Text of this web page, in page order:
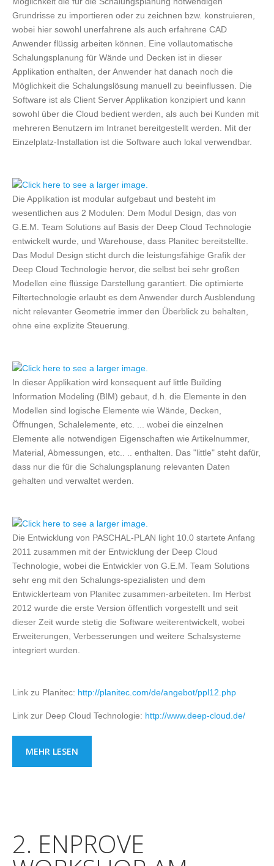
Grundrisse zu importieren oder zu zeichnen bzw. konstruieren,
wobei hier sowohl unerfahrene als auch erfahrene CAD
Anwender flüssig arbeiten können. Eine vollautomatische
Schalungsplanung für Wände und Decken ist in dieser
Applikation enthalten, der Anwender hat danach noch die
Möglichkeit die Schalungslösung manuell zu beeinflussen. Die
Software ist als Client Server Applikation konzipiert und kann
sowohl über die Cloud bedient werden, als auch bei Kunden mit
mehreren Benutzern im Intranet bereitgestellt werden. Mit der
Einzelplatz-Installation ist die Software auch lokal verwendbar.
Die Applikation ist modular aufgebaut und besteht im
wesentlichen aus 2 Modulen: Dem Modul Design, das von
G.E.M. Team Solutions auf Basis der Deep Cloud Technologie
entwickelt wurde, und Warehouse, dass Planitec bereitstellte.
Das Modul Design sticht durch die leistungsfähige Grafik der
Deep Cloud Technologie hervor, die selbst bei sehr großen
Modellen eine flüssige Darstellung garantiert. Die optimierte
Filtertechnologie erlaubt es dem Anwender durch Ausblendung
nicht relevanter Geometrie immer den Überblick zu behalten,
ohne eine explizite Steuerung.
In dieser Applikation wird konsequent auf little Building
Information Modeling (BIM) gebaut, d.h. die Elemente in den
Modellen sind logische Elemente wie Wände, Decken,
Öffnungen, Schalelemente, etc. ... wobei die einzelnen
Elemente alle notwendigen Eigenschaften wie Artikelnummer,
Material, Abmessungen, etc.. .. enthalten. Das "little" steht dafür,
dass nur die für die Schalungsplanung relevanten Daten
gehalten und verwaltet werden.
Die Entwicklung von PASCHAL-PLAN light 10.0 startete Anfang
2011 zusammen mit der Entwicklung der Deep Cloud
Technologie, wobei die Entwickler von G.E.M. Team Solutions
sehr eng mit den Schalungs-spezialisten und dem
Entwicklerteam von Planitec zusammen-arbeiteten. Im Herbst
2012 wurde die erste Version öffentlich vorgestellt und seit
dieser Zeit wurde stetig die Software weiterentwickelt, wobei
Erweiterungen, Verbesserungen und weitere Schalsysteme
integriert wurden.
Link zu Planitec: http://planitec.com/de/angebot/ppl12.php
Link zur Deep Cloud Technologie: http://www.deep-cloud.de/
MEHR LESEN
2. ENPROVE